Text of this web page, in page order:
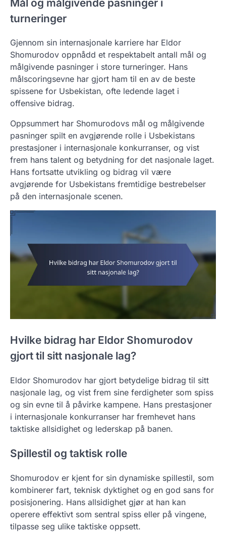
Mål og målgivende pasninger i
turneringer
Gjennom sin internasjonale karriere har Eldor
Shomurodov oppnådd et respektabelt antall mål og
målgivende pasninger i store turneringer. Hans
målscoringsevne har gjort ham til en av de beste
spissene for Usbekistan, ofte ledende laget i
offensive bidrag.
Oppsummert har Shomurodovs mål og målgivende
pasninger spilt en avgjørende rolle i Usbekistans
prestasjoner i internasjonale konkurranser, og vist
frem hans talent og betydning for det nasjonale laget.
Hans fortsatte utvikling og bidrag vil være
avgjørende for Usbekistans fremtidige bestrebelser
på den internasjonale scenen.
Hvilke bidrag har Eldor Shomurodov
gjort til sitt nasjonale lag?
Eldor Shomurodov har gjort betydelige bidrag til sitt
nasjonale lag, og vist frem sine ferdigheter som spiss
og sin evne til å påvirke kampene. Hans prestasjoner
i internasjonale konkurranser har fremhevet hans
taktiske allsidighet og lederskap på banen.
Spillestil og taktisk rolle
Shomurodov er kjent for sin dynamiske spillestil, som
kombinerer fart, teknisk dyktighet og en god sans for
posisjonering. Hans allsidighet gjør at han kan
operere effektivt som sentral spiss eller på vingene,
tilpasse seg ulike taktiske oppsett.